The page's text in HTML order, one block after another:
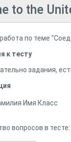
to the
по теме
к тесту
задания,
Имя Класс
вопросов в тесте: